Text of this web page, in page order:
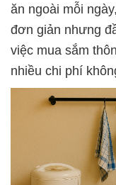
ăn ngoài mỗi
đơn giản nhưng
việc mua sắm
nhiều chi phí